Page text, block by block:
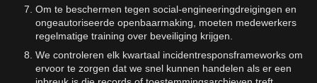
Om te beschermen tegen social-engineeringdreigingen en
ongeautoriseerde openbaarmaking, moeten medewerkers
regelmatige training over beveiliging krijgen.
We controleren elk kwartaal incidentresponsframeworks om
ervoor te zorgen dat we snel kunnen handelen als er een